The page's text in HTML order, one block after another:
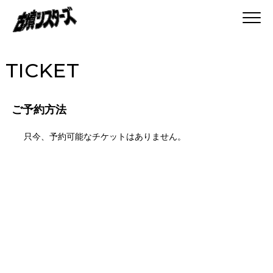
TICKET
ご予約方法
只今、予約可能なチケットはありません。